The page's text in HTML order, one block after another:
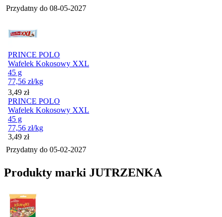
Przydatny do 08-05-2027
PRINCE POLO
Wafelek Kokosowy XXL
45 g
77,56 zł/kg
Cena
3,49 zł
PRINCE POLO
Wafelek Kokosowy XXL
45 g
77,56 zł/kg
Cena
3,49 zł
Przydatny do 05-02-2027
Produkty marki JUTRZENKA